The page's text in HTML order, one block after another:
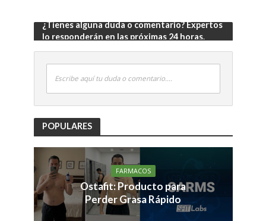
¿Tienes alguna duda o comentario? Expertos
lo responderán en las próximas 24 horas.
Escribe aquí tu duda o comentario....
POPULARES
FARMACOS
Ostafit: Producto para
Perder Grasa Rápido